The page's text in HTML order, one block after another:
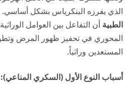
الذي يفرزه البنكرياس بشكل
الطبية أن التفاعل بين العوامل
المحوري في تحفيز ظهور المرض
المستعدين وراثياً.
أسباب النوع الأول (السكري المناعي):